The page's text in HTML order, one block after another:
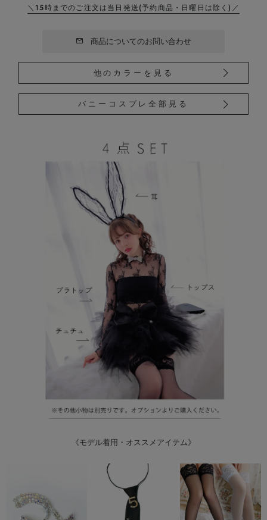
＼15時までのご注文は当日発送(予約商品・日曜日は除く)／
商品についてのお問い合わせ
他のカラーを見る
バニーコスプレ全部見る
《モデル着用・オススメアイテム》